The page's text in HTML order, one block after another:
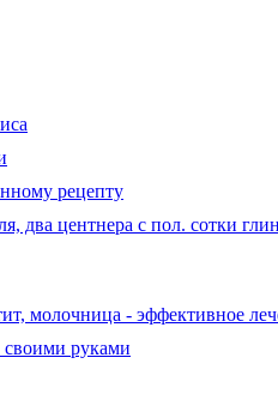
рецепту
два центнера с пол. сотки
молочница - эффективное
своими руками